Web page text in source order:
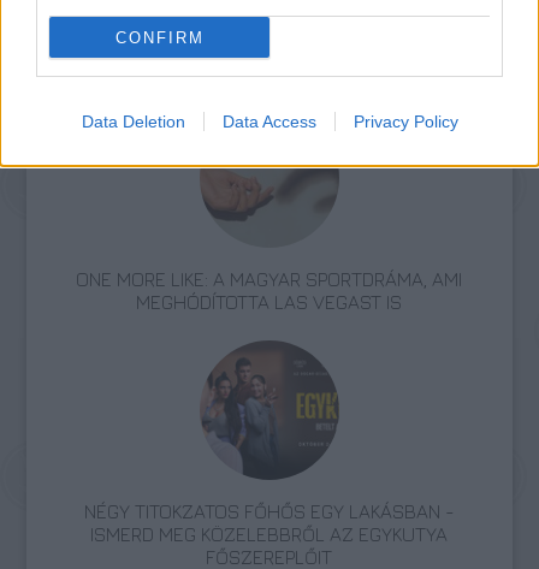
CONFIRM
Data Deletion Data Access Privacy Policy
SZEMBE MERSZ NÉZNI AZZAL, AKIVÉ
ONE MORE LIKE: A MAGYAR SPORTDRÁMA, AMI
MEGHÓDÍTOTTA LAS VEGAST IS
NÉGY TITOKZATOS FŐHŐS EGY LAKÁSBAN -
ISMERD MEG KÖZELEBBRŐL AZ EGYKUTYA
FŐSZEREPLŐIT